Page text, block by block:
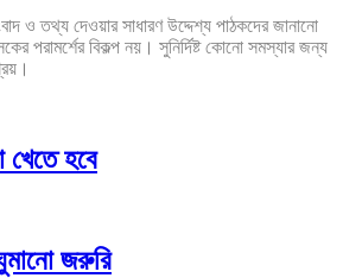
ও তথ্য দেওয়ার সাধারণ উদ্দেশ্য পাঠকদের জানানো
পরামর্শের বিকল্প নয়। সুনির্দিষ্ট কোনো সমস্যার জন্য
খেতে হবে
জরুরি